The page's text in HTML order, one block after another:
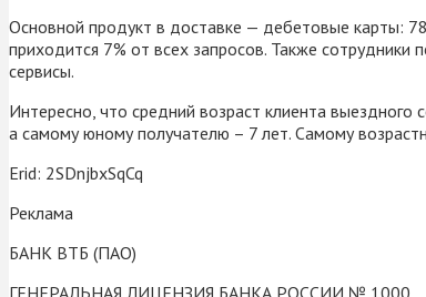
Основной продукт в доставке — дебетовые карты:
приходится 7% от всех запросов. Также
сервисы.
Интересно, что средний возраст клиента выездного
а самому юному получателю – 7 лет. Самому
Erid: 2SDnjbxSqCq
Реклама
БАНК ВТБ (ПАО)
ГЕНЕРАЛЬНАЯ ЛИЦЕНЗИЯ БАНКА РОССИИ № 1000